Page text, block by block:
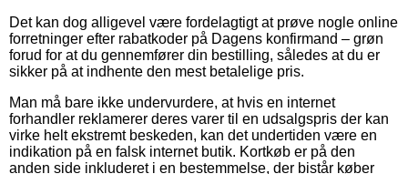
Det kan dog alligevel være fordelagtigt at prøve nogle online
forretninger efter rabatkoder på Dagens konfirmand – grøn
forud for at du gennemfører din bestilling, således at du er
sikker på at indhente den mest betalelige pris.
Man må bare ikke undervurdere, at hvis en internet
forhandler reklamerer deres varer til en udsalgspris der kan
virke helt ekstremt beskeden, kan det undertiden være en
indikation på en falsk internet butik. Kortkøb er på den
anden side inkluderet i en bestemmelse, der bistår køber